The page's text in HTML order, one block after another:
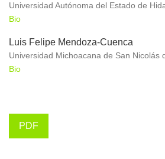
Universidad Autónoma del Estado de
Bio
Luis Felipe Mendoza-Cuenca
Universidad Michoacana de San Nicolás
Bio
PDF